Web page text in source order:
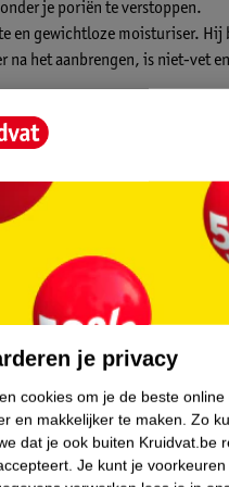
je poriën te verstoppen.
en gewichtloze moisturiser. Hij
na het aanbrengen, is niet-vet
waar het de eerste in zijn
je privacy
cookies om je de beste
en makkelijker te maken. Zo
dat je ook buiten Kruidvat.be
Je kunt je